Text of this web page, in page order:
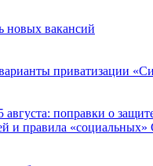
вакансий
приватизации
августа: поправки о
и правила